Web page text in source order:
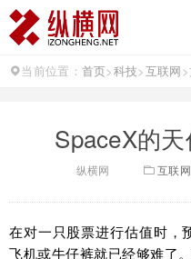
当前位置： 首页>科技>互联网>
SpaceX的
纵横网 互联网
在对一只股票进行估值时，
飞机或牛仔裤就已经够难了